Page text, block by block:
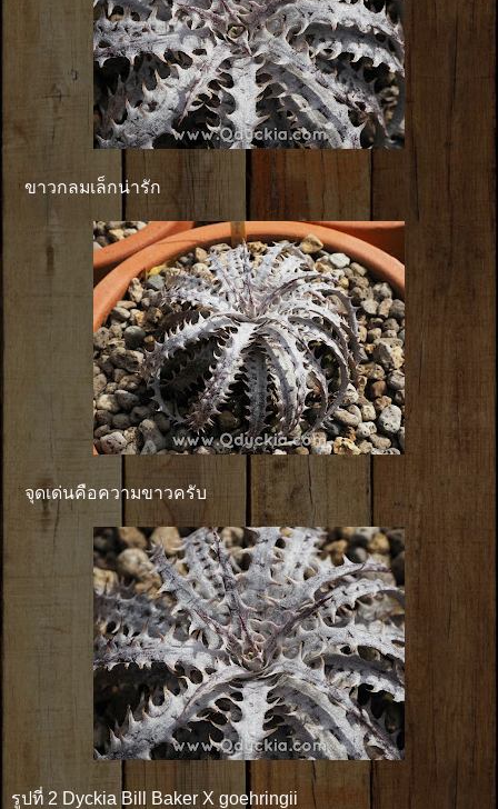
ขาวกลมเล็กน่ารัก
จุดเด่นคือความขาวครับ
รูปที่ 2 Dyckia Bill Baker X goehringii